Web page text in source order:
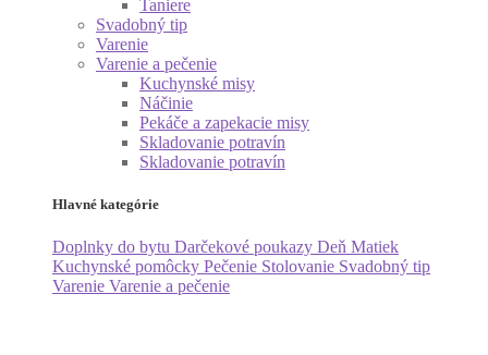
Taniere
Svadobný tip
Varenie
Varenie a pečenie
Kuchynské misy
Náčinie
Pekáče a zapekacie misy
Skladovanie potravín
Skladovanie potravín
Hlavné kategórie
Doplnky do bytu Darčekové poukazy Deň Matiek
Kuchynské pomôcky Pečenie Stolovanie Svadobný tip
Varenie Varenie a pečenie